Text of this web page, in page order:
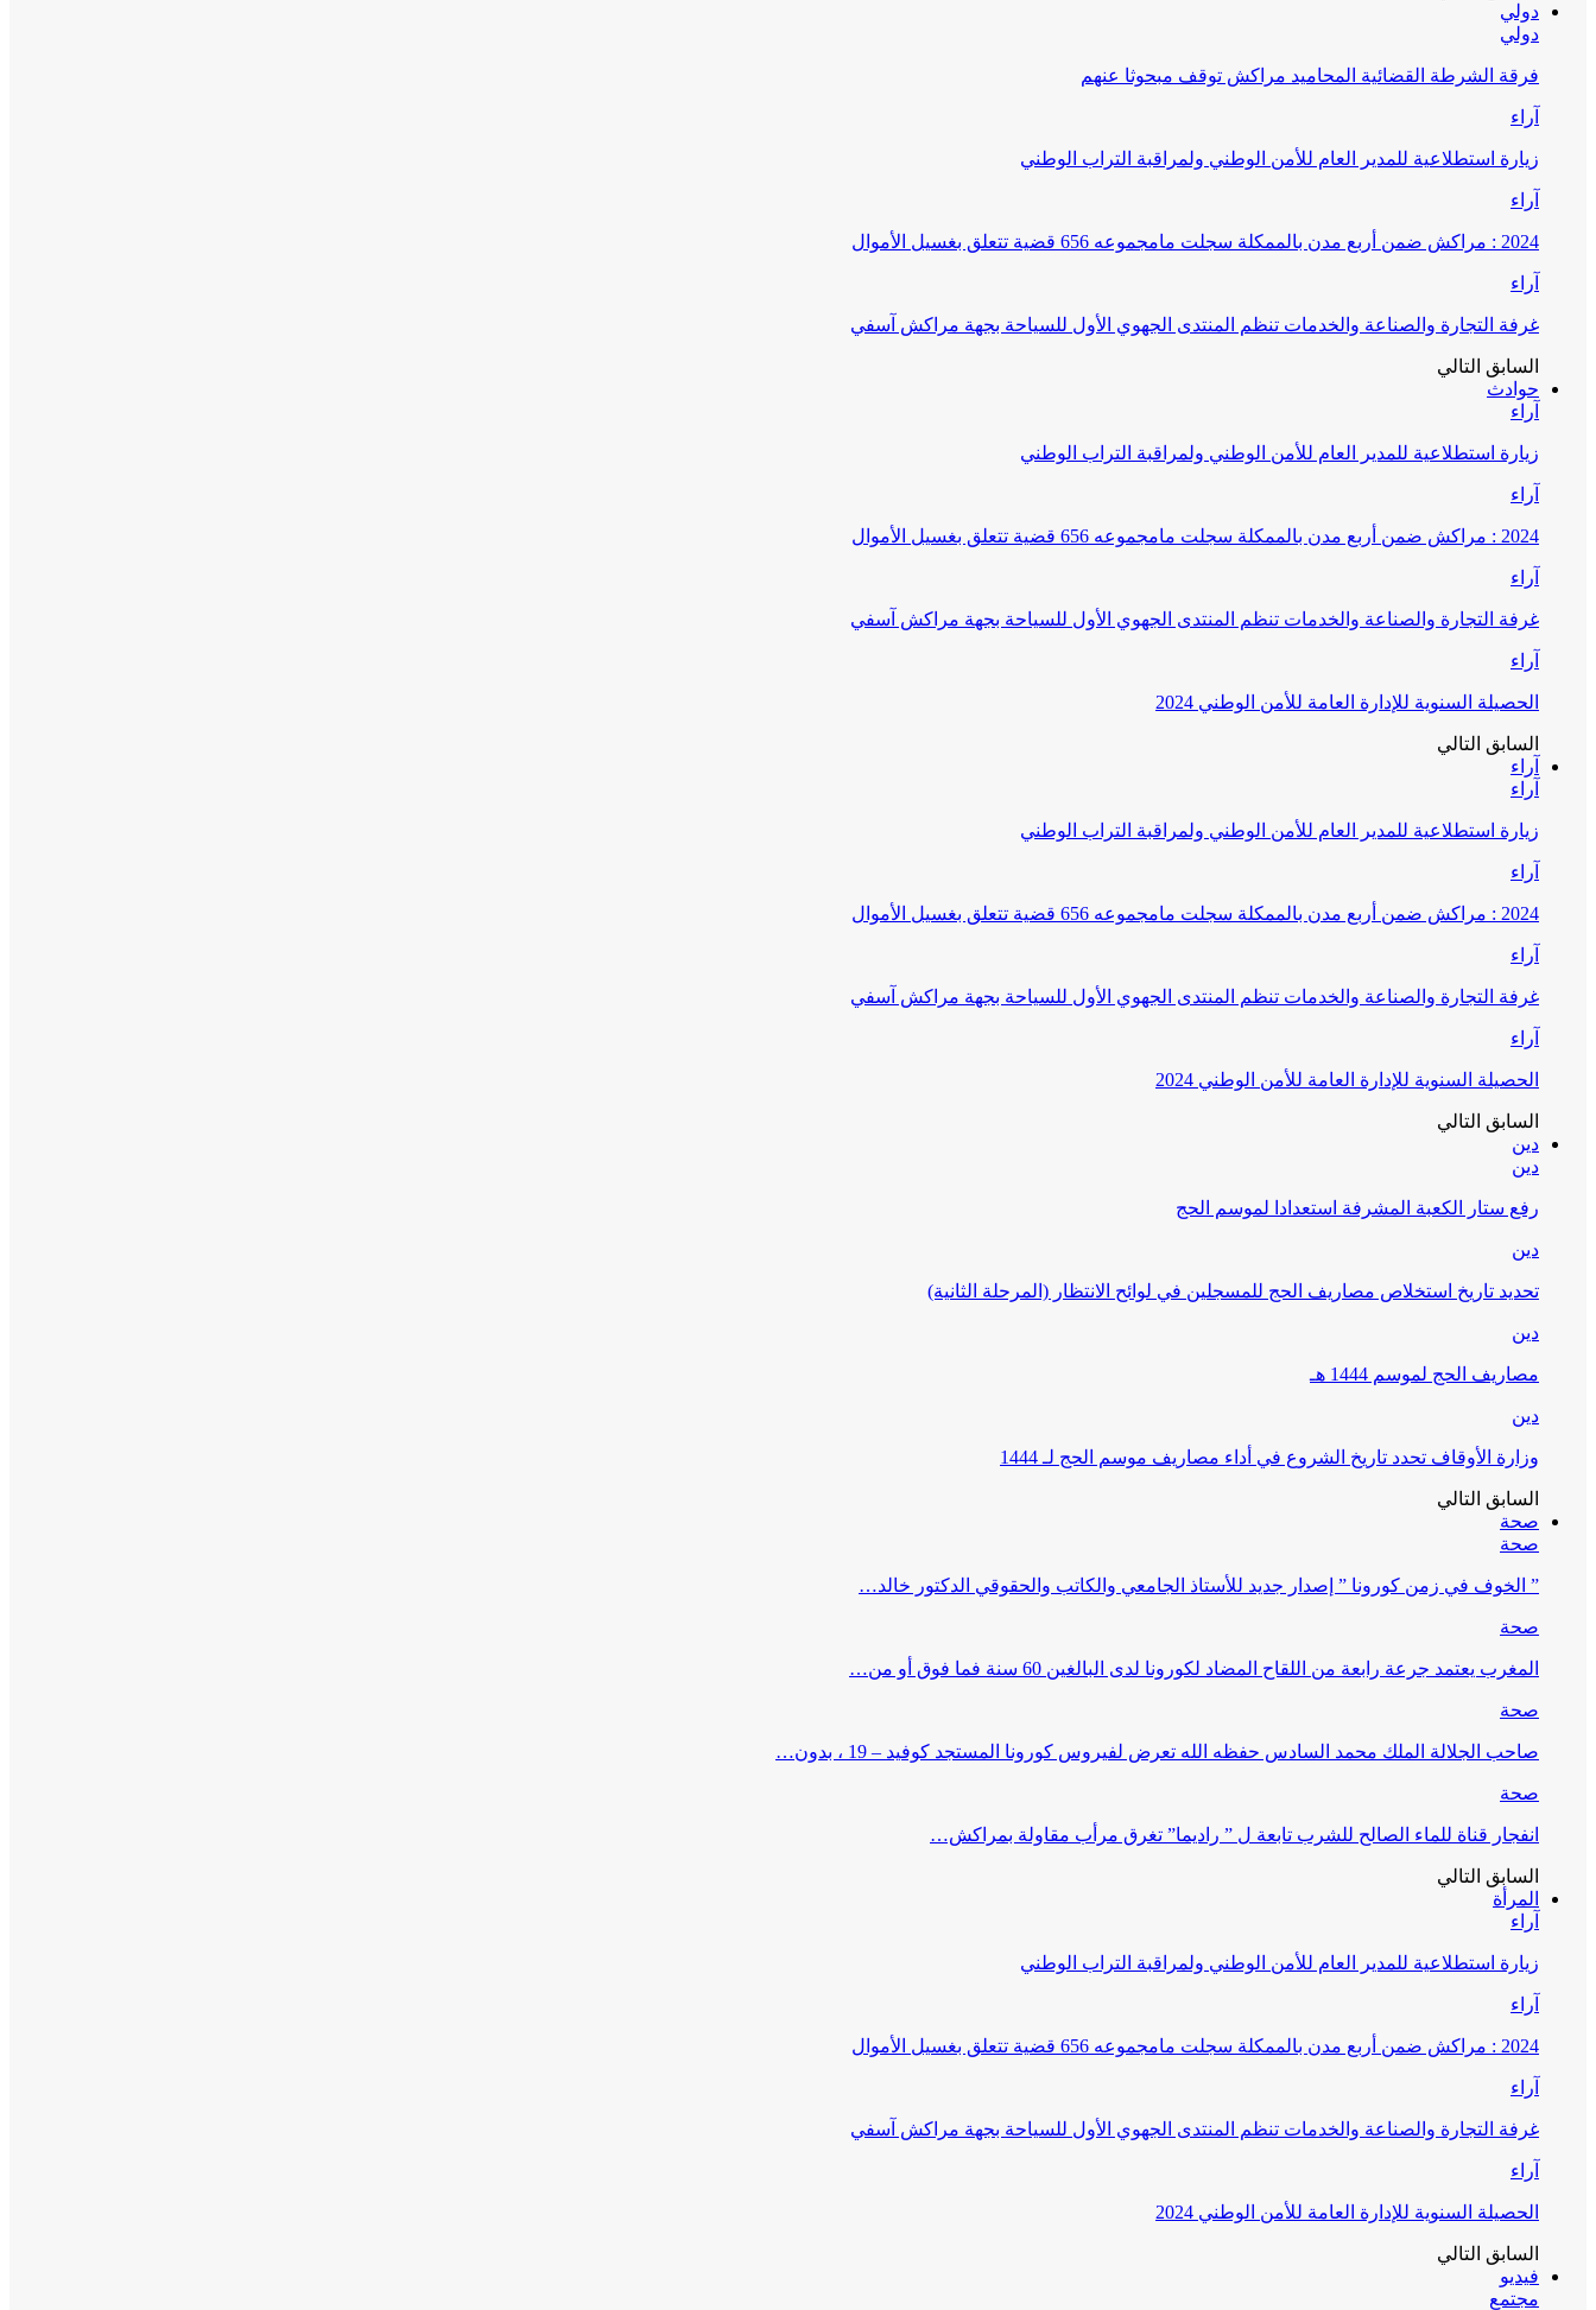
دولي
دولي
فرقة الشرطة القضائية المحاميد مراكش توقف مبحوثا عنهم
آراء
زيارة استطلاعية للمدير العام للأمن الوطني ولمراقبة التراب الوطني
آراء
2024 : مراكش ضمن أربع مدن بالممكلة سجلت مامجموعه 656 قضية تتعلق بغسيل الأموال
آراء
غرفة التجارة والصناعة والخدمات تنظم المنتدى الجهوي الأول للسياحة بجهة مراكش آسفي
السابق التالي
حوادث
آراء
زيارة استطلاعية للمدير العام للأمن الوطني ولمراقبة التراب الوطني
آراء
2024 : مراكش ضمن أربع مدن بالممكلة سجلت مامجموعه 656 قضية تتعلق بغسيل الأموال
آراء
غرفة التجارة والصناعة والخدمات تنظم المنتدى الجهوي الأول للسياحة بجهة مراكش آسفي
آراء
الحصيلة السنوية للإدارة العامة للأمن الوطني 2024
السابق التالي
آراء
آراء
زيارة استطلاعية للمدير العام للأمن الوطني ولمراقبة التراب الوطني
آراء
2024 : مراكش ضمن أربع مدن بالممكلة سجلت مامجموعه 656 قضية تتعلق بغسيل الأموال
آراء
غرفة التجارة والصناعة والخدمات تنظم المنتدى الجهوي الأول للسياحة بجهة مراكش آسفي
آراء
الحصيلة السنوية للإدارة العامة للأمن الوطني 2024
السابق التالي
دين
دين
رفع ستار الكعبة المشرفة استعدادا لموسم الحج
دين
تحديد تاريخ استخلاص مصاريف الحج للمسجلين في لوائح الانتظار (المرحلة الثانية)
دين
مصاريف الحج لموسم 1444 هـ
دين
وزارة الأوقاف تحدد تاريخ الشروع في أداء مصاريف موسم الحج لـ 1444
السابق التالي
صحة
صحة
” الخوف في زمن كورونا ” إصدار جديد للأستاذ الجامعي والكاتب والحقوقي الدكتور خالد…
صحة
المغرب يعتمد جرعة رابعة من اللقاح المضاد لكورونا لدى البالغين 60 سنة فما فوق أو من…
صحة
صاحب الجلالة الملك محمد السادس حفظه الله تعرض لفيروس كورونا المستجد كوفيد – 19 ، بدون…
صحة
انفجار قناة للماء الصالح للشرب تابعة ل ” راديما” تغرق مرأب مقاولة بمراكش…
السابق التالي
المرأة
آراء
زيارة استطلاعية للمدير العام للأمن الوطني ولمراقبة التراب الوطني
آراء
2024 : مراكش ضمن أربع مدن بالممكلة سجلت مامجموعه 656 قضية تتعلق بغسيل الأموال
آراء
غرفة التجارة والصناعة والخدمات تنظم المنتدى الجهوي الأول للسياحة بجهة مراكش آسفي
آراء
الحصيلة السنوية للإدارة العامة للأمن الوطني 2024
السابق التالي
فيديو
مجتمع